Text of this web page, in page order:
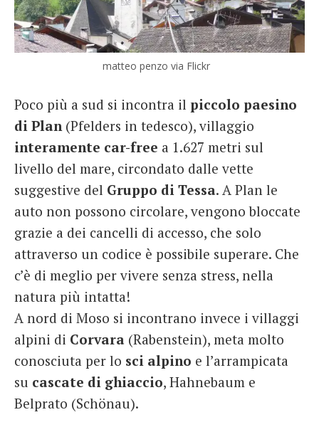
matteo penzo via Flickr
Poco più a sud si incontra il piccolo paesino
di Plan (Pfelders in tedesco), villaggio
interamente car-free a 1.627 metri sul
livello del mare, circondato dalle vette
suggestive del Gruppo di Tessa. A Plan le
auto non possono circolare, vengono bloccate
grazie a dei cancelli di accesso, che solo
attraverso un codice è possibile superare. Che
c’è di meglio per vivere senza stress, nella
natura più intatta!
A nord di Moso si incontrano invece i villaggi
alpini di Corvara (Rabenstein), meta molto
conosciuta per lo sci alpino e l’arrampicata
su cascate di ghiaccio, Hahnebaum e
Belprato (Schönau).